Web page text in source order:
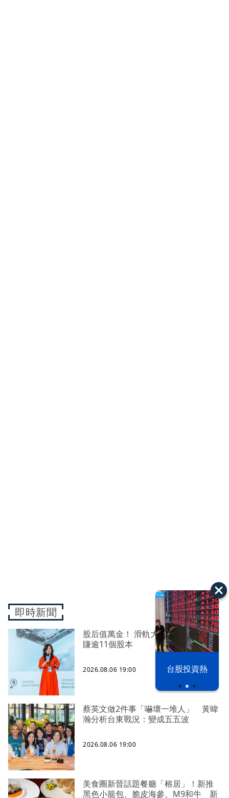
之下
台股投資熱
即時新聞
股后值萬金！ 滑軌大廠川湖上半年大
賺逾11個股本
2026.08.06 19:00
蔡英文做2件事「嚇壞一堆人」 黃暐
瀚分析台東戰況：變成五五波
2026.08.06 19:00
美食圈新晉話題餐廳「榕居」！新推
黑色小籠包、脆皮海參、M9和牛 新